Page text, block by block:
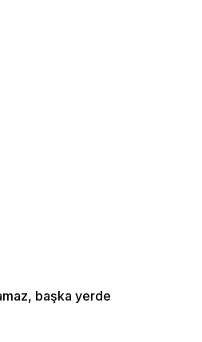
başka yerde